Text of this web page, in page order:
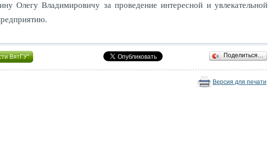
Олегу Владимировичу за проведение интересной и увлекательной
ВятГУ" Поделиться…
Версия для печати